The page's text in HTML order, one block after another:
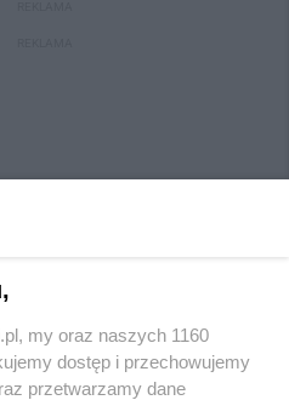
my oraz naszych 1160
dostęp i przechowujemy
przetwarzamy dane